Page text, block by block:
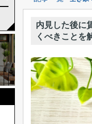
内見した後に
くべきことを